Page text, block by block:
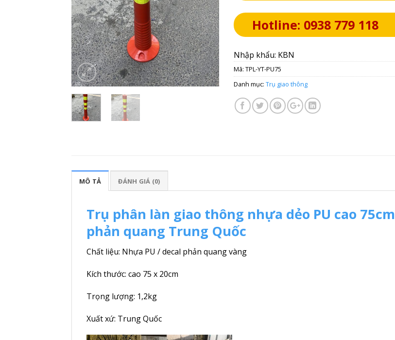
Hotline: 0938 779 118
Nhập khẩu: KBN
Mã: TPL-YT-PU75
Danh mục: Trụ giao thông
MÔ TẢ ĐÁNH GIÁ (0)
Trụ phân làn giao thông nhựa dẻo PU cao 75cm
phản quang Trung Quốc
Chất liệu: Nhựa PU / decal phản quang vàng
Kích thước: cao 75 x 20cm
Trọng lượng: 1,2kg
Xuất xứ: Trung Quốc